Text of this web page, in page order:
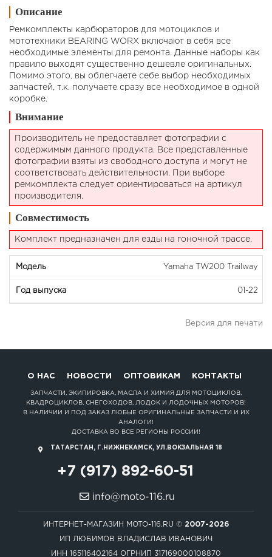
Описание
Ремкомплекты карбюраторов для мотоциклов и
мототехники BEARING WORX включают в себя все
необходимые элементы для ремонта. Данные наборы как
правило выходят существенно дешевле оригинальных.
Помимо этого, вы облегчаете себе выбор необходимых
запчастей, т.к. получаете сразу все необходимое в одной
коробке.
Внимание
Производитель не предоставляет фотографии с
содержимым данного продукта. Все представленные
фотографии взяты из свободного доступа и могут не
соответствовать действительности. При выборе
ремкомплекта следует ориентироваться на артикул
производителя.
Совместимость
Комплект предназначен для езды на гоночной трассе.
Yamaha TW200 Trailway
01-22
Версия для печати
О НАС НОВОСТИ ОПТОВИКАМ КОНТАКТЫ
ЗАПЧАСТИ, ЭКИПИРОВКА, МАСЛА И ХИМИЯ ДЛЯ МОТОЦИКЛОВ,
КВАДРОЦИКЛОВ, СНЕГОХОДОВ, ЛОДОК И ЛОДОЧНЫХ МОТОРОВ!
В НАЛИЧИИ И ПОД ЗАКАЗ ЛЮБЫЕ ОРИГИНАЛЬНЫЕ ЗАПЧАСТИ И ИХ
АНАЛОГИ!
ДОСТАВКА ВО ВСЕ РЕГИОНЫ РОССИИ!
ТАТАРСТАН, Г.НИЖНЕКАМСК, УЛ.ВОКЗАЛЬНАЯ 18
+7 (917) 892-60-51
info@moto-116.ru
ИНТЕРНЕТ-МАГАЗИН MOTO-116.RU © 2007-2026
ИП ЛЮБИМОВ ВЛАДИСЛАВ ИВАНОВИЧ
ИНН 165116402164 ОГРНИП 317169000108870